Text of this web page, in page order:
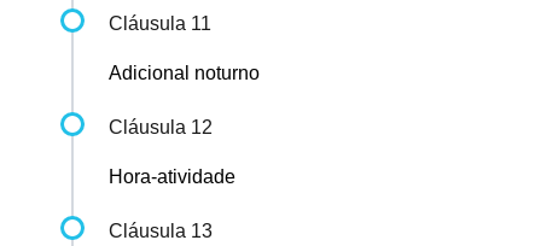
Cláusula 11
Adicional noturno
Cláusula 12
Hora-atividade
Cláusula 13